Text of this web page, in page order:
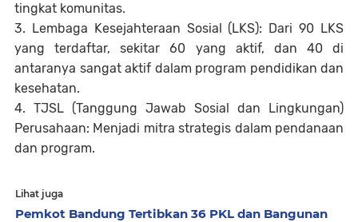
tingkat komunitas.
3. Lembaga Kesejahteraan Sosial (LKS): Dari 90 LKS
yang terdaftar, sekitar 60 yang aktif, dan 40 di
antaranya sangat aktif dalam program pendidikan dan
kesehatan.
4. TJSL (Tanggung Jawab Sosial dan Lingkungan)
Perusahaan: Menjadi mitra strategis dalam pendanaan
dan program.
Lihat juga
Pemkot Bandung Tertibkan 36 PKL dan Bangunan